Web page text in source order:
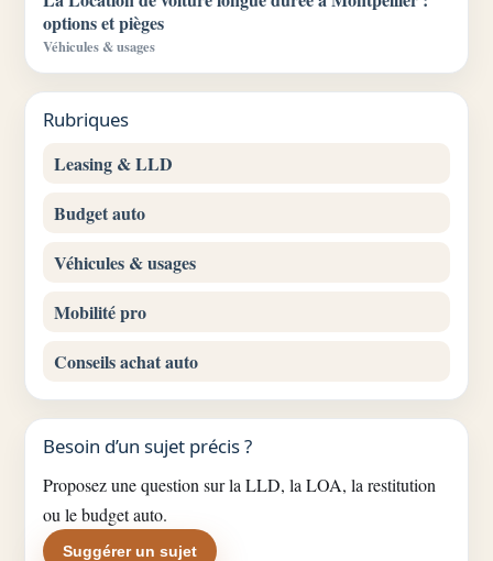
options et pièges
Véhicules & usages
Rubriques
Leasing & LLD
Budget auto
Véhicules & usages
Mobilité pro
Conseils achat auto
Besoin d’un sujet précis ?
Proposez une question sur la LLD, la LOA, la restitution
ou le budget auto.
Suggérer un sujet